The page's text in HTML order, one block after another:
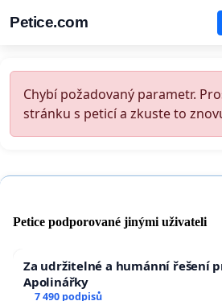
Petice.com
Chybí požadovaný parametr.
stránku s peticí a zkuste to
Petice podporované jinými uživateli
Za udržitelné a humánní řešení
Apolinářky
7 490 podpisů